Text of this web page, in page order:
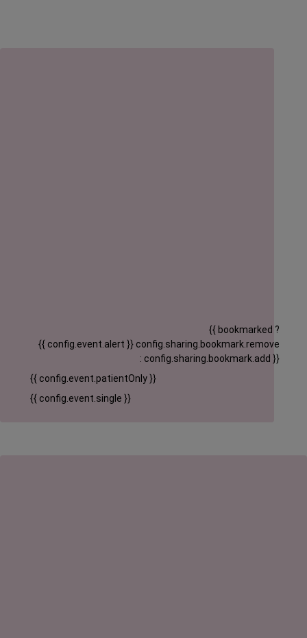
{{ config.event.alert }}
{{ bookmarked ?
config.sharing.bookmark.remove
: config.sharing.bookmark.add }}
{{ config.event.patientOnly }}
{{ config.event.single }}